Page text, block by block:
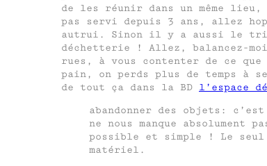
de les réunir dans un même
pas servi depuis 3 ans, allez
autrui. Sinon il y a aussi le tri
déchetterie ! Allez, balancez-
rues, à vous contenter de ce
pain, on perds plus de temps à
de tout ça dans la BD l’espace
abandonner des objets:
ne nous manque
possible et simple ! Le seul
matériel.